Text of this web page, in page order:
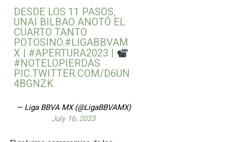
DESDE LOS 11 PASOS,
UNAI BILBAO ANOTÓ EL
CUARTO TANTO
POTOSINO.#LIGABBVAM
X | #APERTURA2023 |
#NOTELOPIERDAS
PIC.TWITTER.COM/D6UN
4BGNZK
— Liga BBVA MX (@LigaBBVAMX)
July 16, 2023